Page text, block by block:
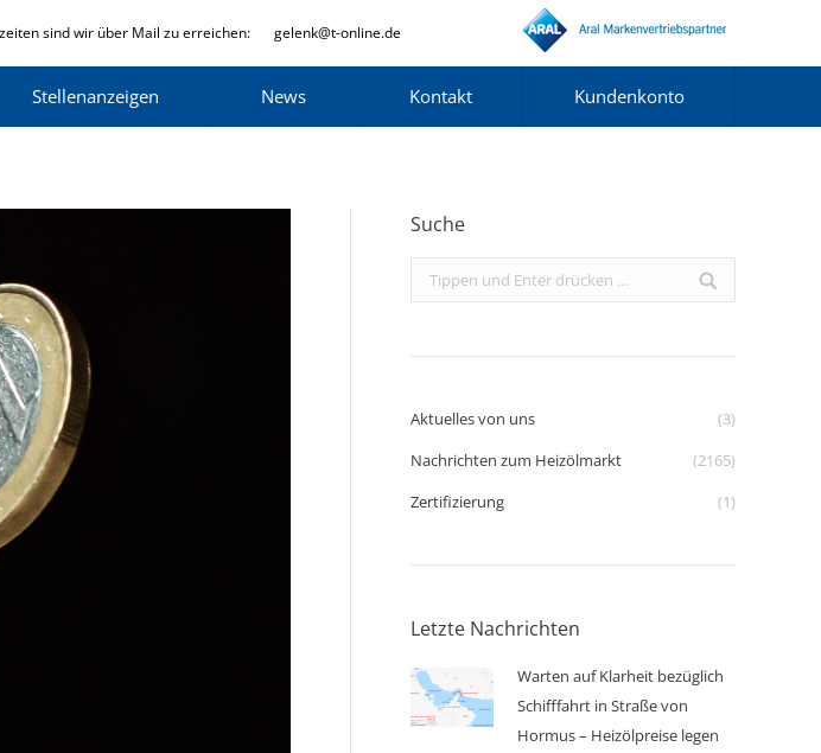
sind wir über Mail zu erreichen: gelenk@t-online.de
Stellenanzeigen News Kontakt Kundenkonto
Suche
Search:
Aktuelles von uns
(3)
Nachrichten zum Heizölmarkt
(2165)
Zertifizierung
(1)
Letzte Nachrichten
Warten auf Klarheit bezüglich
Schifffahrt in Straße von
Hormus – Heizölpreise legen